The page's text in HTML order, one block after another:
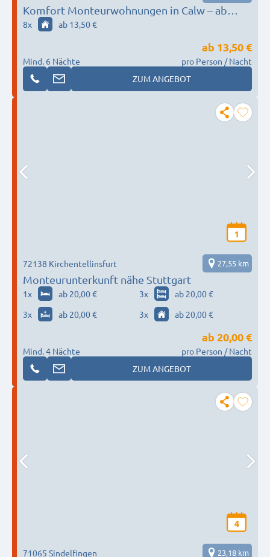
Komfort Monteurwohnungen in Calw – ab
€1.500 pro Monat
8x ab 13,50 €
Mind. 6 Nächte
ab 13,50 €
pro Person / Nacht
ZUM ANGEBOT
1
Monteurunterkunft nähe Stuttgart
72138 Kirchentellinsfurt 27,55 km
1x ab 20,00 € 3x
ab 20,00 €
3x ab 20,00 € 3x ab 20,00 €
Mind. 4 Nächte
ab 20,00 €
pro Person / Nacht
ZUM ANGEBOT
4
71065 Sindelfingen 23,18 km